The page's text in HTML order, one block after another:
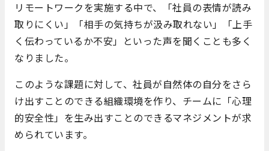
リモートワークを実施する中で、「社員の表情が読み
取りにくい」「相手の気持ちが汲み取れない」「上手
く伝わっているか不安」といった声を聞くことも多く
なりました。
このような課題に対して、社員が自然体の自分をさら
け出すことのできる組織環境を作り、チームに「心理
的安全性」を生み出すことのできるマネジメントが求
められています。